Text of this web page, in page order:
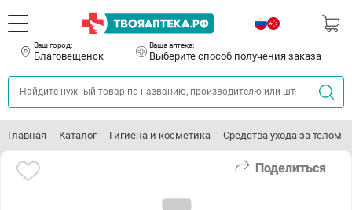
Ваш город:
Благовещенск
Ваша аптека:
Выберите способ получения заказа
Главная Каталог Гигиена и косметика Средства ухода за телом
Поделиться